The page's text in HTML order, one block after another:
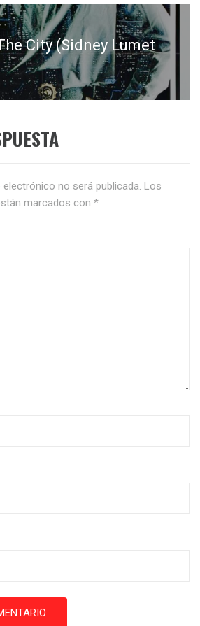
City (Sidney Lumet
no será publicada. Los
marcados con *